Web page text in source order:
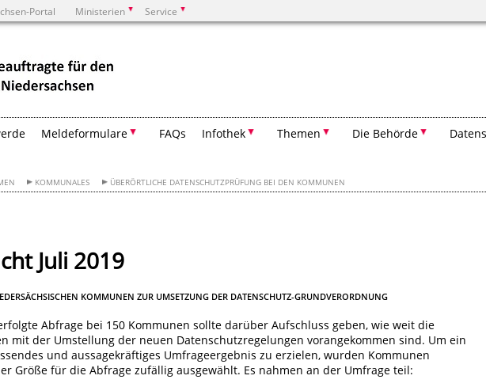
Portal Ministerien Service
Meldeformulare FAQs Infothek Themen Die Behörde
KOMMUNALES ÜBERÖRTLICHE DATENSCHUTZPRÜFUNG BEI DEN KOMMUNEN
Juli 2019
KOMMUNEN ZUR UMSETZUNG DER DATENSCHUTZ-GRUNDVERORDNUNG
Abfrage bei 150 Kommunen sollte darüber Aufschluss geben, wie weit die
mit der Umstellung der neuen Datenschutzregelungen vorangekommen sind. Um ein
und aussagekräftiges Umfrageergebnis zu erzielen, wurden Kommunen
Größe für die Abfrage zufällig ausgewählt. Es nahmen an der Umfrage teil: